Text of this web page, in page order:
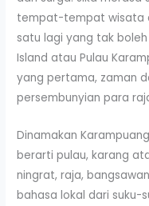
tempat-tempat wisata
satu lagi yang tak
Island atau Pulau
yang pertama, zaman
persembunyian para
Dinamakan
berarti pulau, karang
ningrat, raja,
bahasa lokal dari suku-